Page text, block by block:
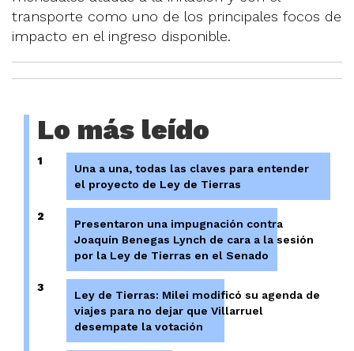
transporte como uno de los principales focos de
impacto en el ingreso disponible.
Lo más leído
1
Una a una, todas las claves para entender
el proyecto de Ley de Tierras
2
Presentaron una impugnación contra
Joaquín Benegas Lynch de cara a la sesión
por la Ley de Tierras en el Senado
3
Ley de Tierras: Milei modificó su agenda de
viajes para no dejar que Villarruel
desempate la votación